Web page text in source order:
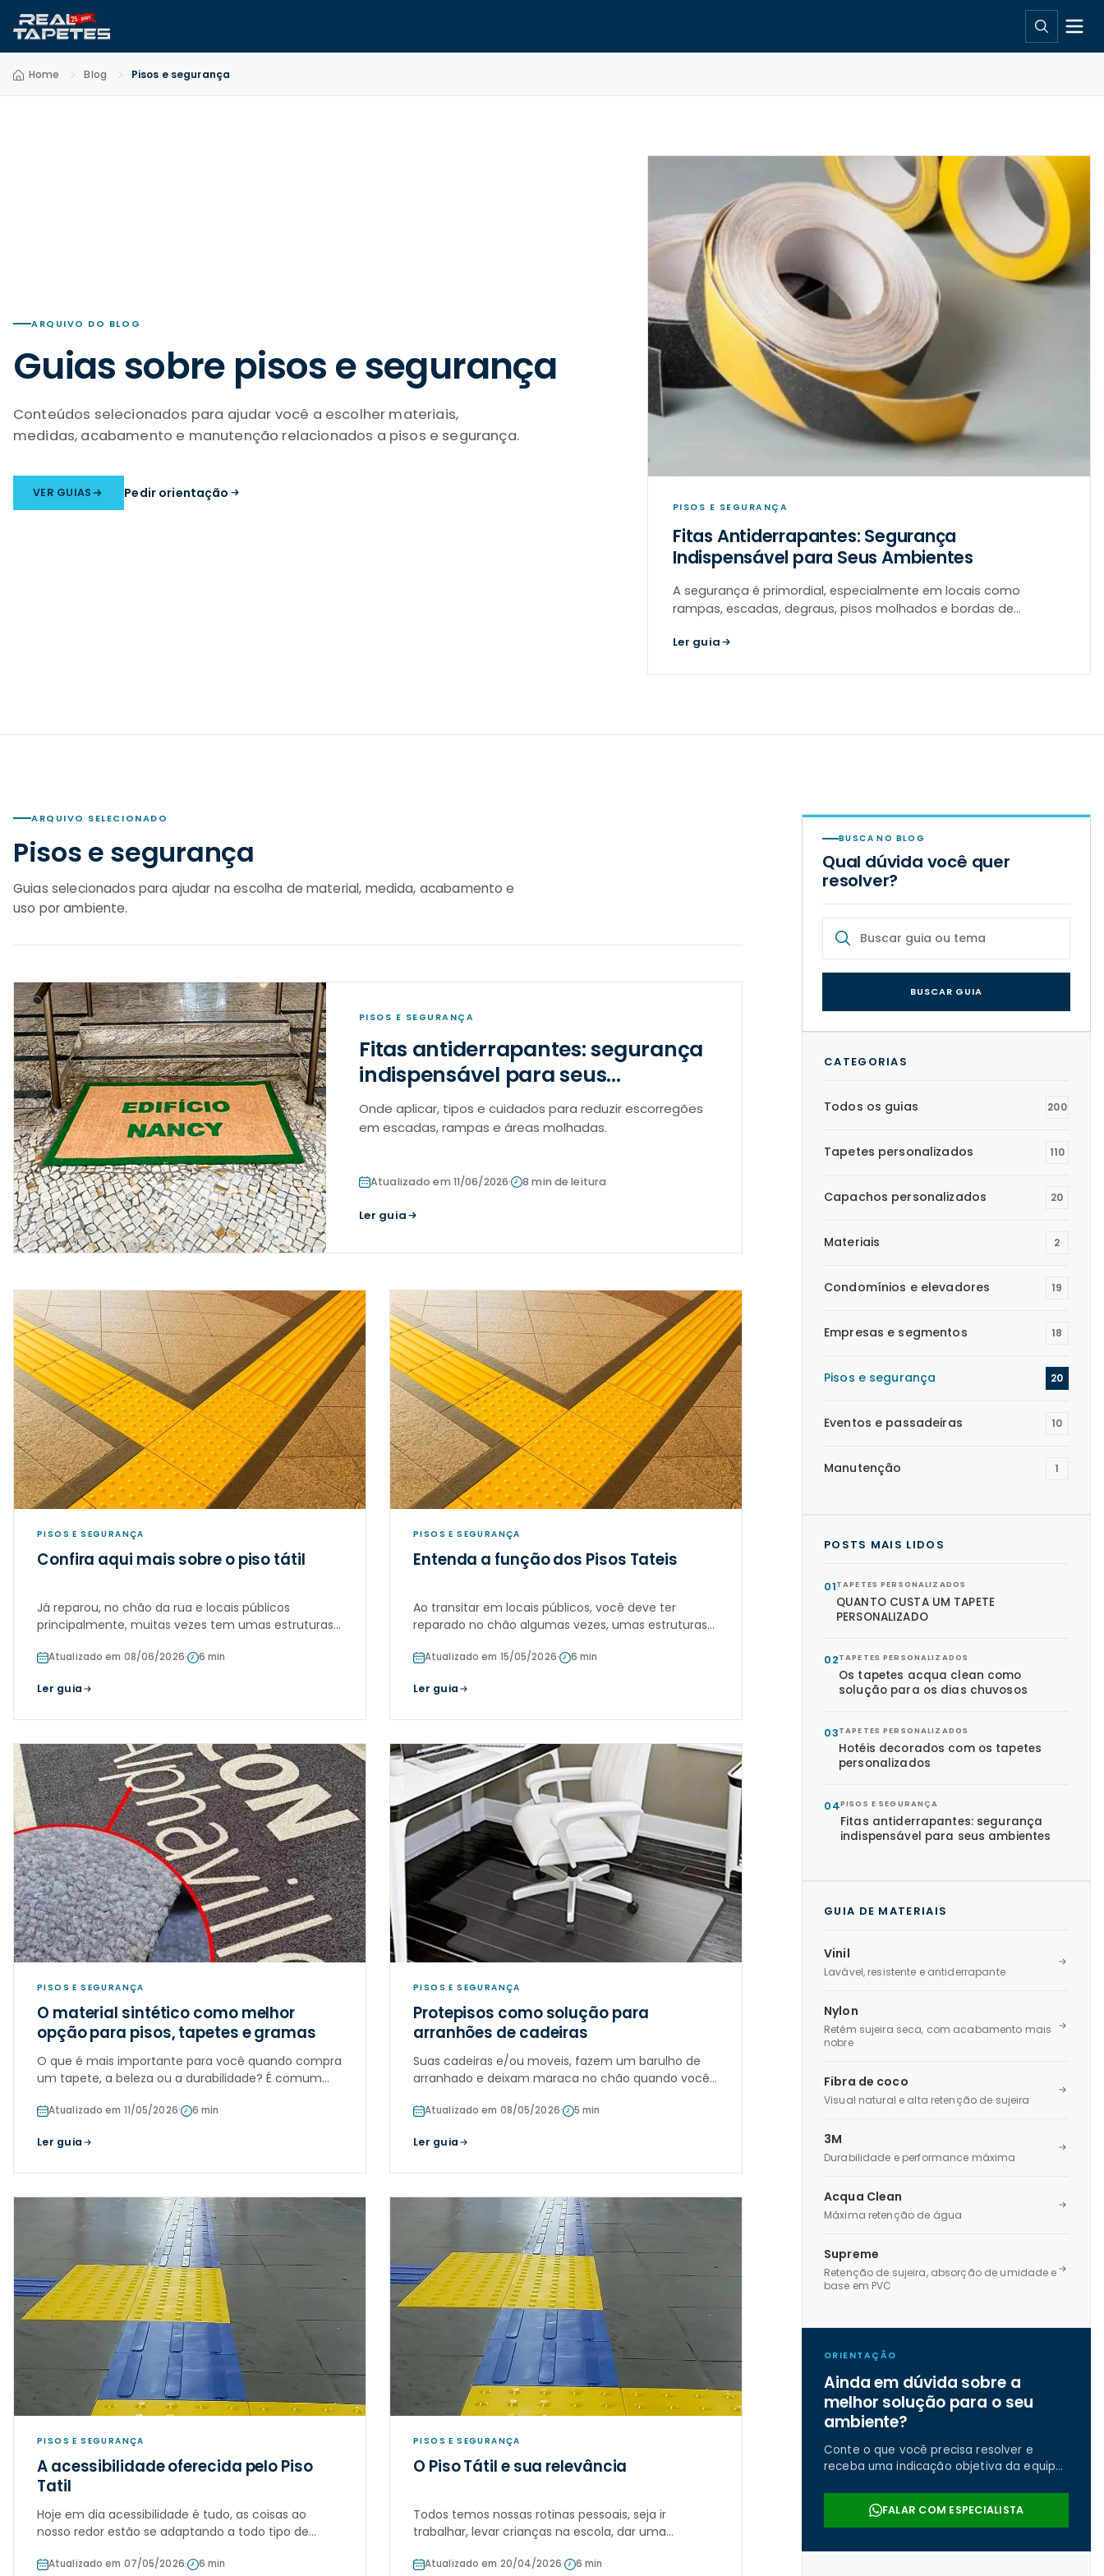
Home Blog Pisos e segurança
ARQUIVO DO BLOG
Guias sobre pisos e segurança
Conteúdos selecionados para ajudar você a escolher materiais,
medidas, acabamento e manutenção relacionados a pisos e segurança.
VER GUIAS Pedir orientação
PISOS E SEGURANÇA
Fitas Antiderrapantes: Segurança
Indispensável para Seus Ambientes
A segurança é primordial, especialmente em locais como
rampas, escadas, degraus, pisos molhados e bordas de
As fitas antiderrapantes são ferramentas essenciais desenvo
Ler guia
ARQUIVO SELECIONADO
Pisos e segurança
Guias selecionados para ajudar na escolha de material, medida, acabamento e
uso por ambiente.
PISOS E SEGURANÇA
Fitas antiderrapantes: segurança
indispensável para seus
ambientes
Onde aplicar, tipos e cuidados para reduzir escorregões
em escadas, rampas e áreas molhadas.
Atualizado em 11/06/2026· 8 min de leitura
Ler guia
PISOS E SEGURANÇA
Confira aqui mais sobre o piso tátil
Já reparou, no chão da rua e locais públicos
principalmente, muitas vezes tem umas estruturas
formam uma espécie de caminho destacado?
Atualizado em 08/06/2026· 6 min
Ler guia
PISOS E SEGURANÇA
Entenda a função dos Pisos Tateis
Ao transitar em locais públicos, você deve ter
reparado no chão algumas vezes, umas estruturas
formam uma espécie de caminho destacado.
Atualizado em 15/05/2026· 6 min
Ler guia
PISOS E SEGURANÇA
O material sintético como melhor
opção para pisos, tapetes e gramas
O que é mais importante para você quando compra
um tapete, a beleza ou a durabilidade? É comum
tapete, se atentarem a um desses dois,
com gra
Atualizado em 11/05/2026· 6 min
Ler guia
PISOS E SEGURANÇA
Protepisos como solução para
arranhões de cadeiras
Suas cadeiras e/ou moveis, fazem um barulho de
arranhado e deixam maraca no chão quando você
arranhado?
Atualizado em 08/05/2026· 5 min
Ler guia
PISOS E SEGURANÇA
A acessibilidade oferecida pelo Piso
Tatil
Hoje em dia acessibilidade é tudo, as coisas ao
nosso redor estão se adaptando a todo tipo de
deficiência. No caso das pessoas que tem
Atualizado em 07/05/2026· 6 min
PISOS E SEGURANÇA
O Piso Tátil e sua relevância
Todos temos nossas rotinas pessoais, seja ir
trabalhar, levar crianças na escola, dar uma
uma coisa em comum: andar um pouco na rua.
Atualizado em 20/04/2026· 6 min
BUSCA NO BLOG
Qual dúvida você quer
resolver?
BUSCAR GUIA
CATEGORIAS
Todos os guias 200
Tapetes personalizados 110
Capachos personalizados 20
Materiais 2
Condomínios e elevadores 19
Empresas e segmentos 18
Pisos e segurança 20
Eventos e passadeiras 10
Manutenção 1
POSTS MAIS LIDOS
01TAPETES PERSONALIZADOS
QUANTO CUSTA UM TAPETE
PERSONALIZADO
02TAPETES PERSONALIZADOS
Os tapetes acqua clean como
solução para os dias chuvosos
03TAPETES PERSONALIZADOS
Hotéis decorados com os tapetes
personalizados
04PISOS E SEGURANÇA
Fitas antiderrapantes: segurança
indispensável para seus ambientes
GUIA DE MATERIAIS
Vinil
Lavável, resistente e antiderrapante
Nylon
Retém sujeira seca, com acabamento mais
nobre
Fibra de coco
Visual natural e alta retenção de sujeira
3M
Durabilidade e performance máxima
Acqua Clean
Máxima retenção de água
Supreme
Retenção de sujeira, absorção de umidade e
base em PVC
ORIENTAÇÃO
Ainda em dúvida sobre a
melhor solução para o seu
ambiente?
Conte o que você precisa resolver e
receba uma indicação objetiva da equipe
FALAR COM ESPECIALISTA